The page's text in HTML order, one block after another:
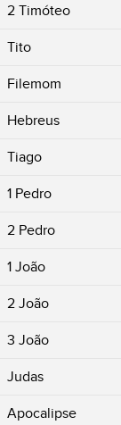
2 Timóteo
Tito
Filemom
Hebreus
Tiago
1 Pedro
2 Pedro
1 João
2 João
3 João
Judas
Apocalipse